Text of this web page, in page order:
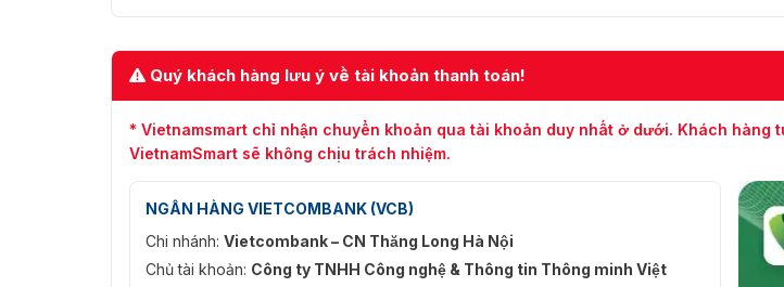
Quý khách hàng lưu ý về tài khoản thanh toán!
* Vietnamsmart chỉ nhận chuyển khoản qua tài khoản duy nhất ở dưới. Khách
VietnamSmart sẽ không chịu trách nhiệm.
NGÂN HÀNG VIETCOMBANK (VCB)
Chi nhánh: Vietcombank – CN Thăng Long Hà Nội
Chủ tài khoản: Công ty TNHH Công nghệ & Thông tin Thông minh Việt